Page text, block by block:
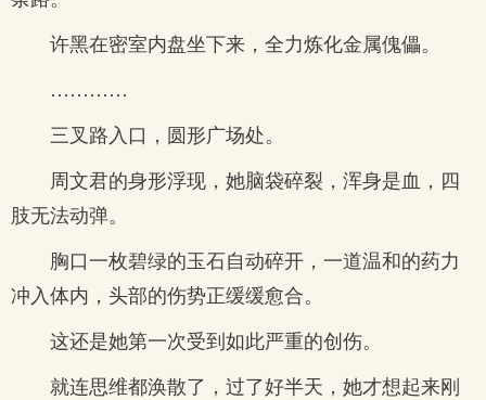
许黑在密室内盘坐下来，全力炼化金属傀儡。
…………
三叉路入口，圆形广场处。
周文君的身形浮现，她脑袋碎裂，浑身是血，四
肢无法动弹。
胸口一枚碧绿的玉石自动碎开，一道温和的药力
冲入体内，头部的伤势正缓缓愈合。
这还是她第一次受到如此严重的创伤。
就连思维都涣散了，过了好半天，她才想起来刚